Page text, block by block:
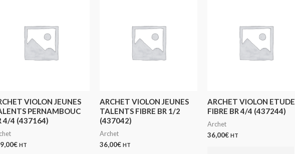
VIOLON JEUNES
PERNAMBOUC
4/4 (437164)
€ HT
ARCHET VIOLON JEUNES
TALENTS FIBRE BR 1/2
(437042)
Archet
36,00€ HT
ARCHET VIOLON ETUDE
FIBRE BR 4/4 (437244)
Archet
36,00€ HT